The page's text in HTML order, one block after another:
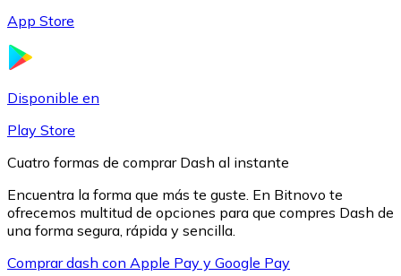
XRP
App Store
Disponible en
Play Store
Cuatro formas de comprar Dash al instante
Encuentra la forma que más te guste. En Bitnovo te
ofrecemos multitud de opciones para que compres Dash de
una forma segura, rápida y sencilla.
Comprar dash con Apple Pay y Google Pay